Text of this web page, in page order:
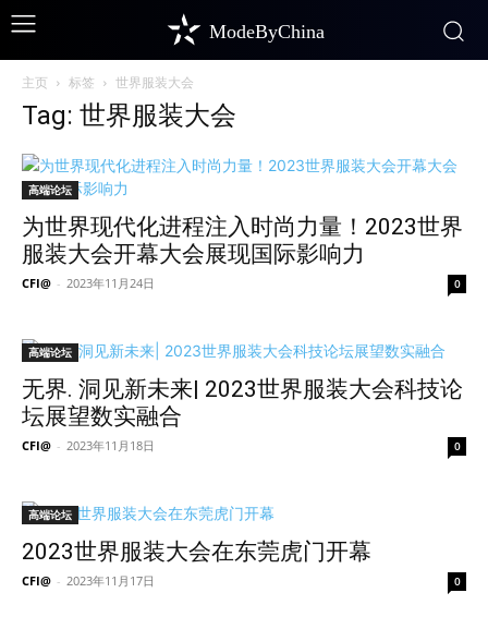
ModeByChina
主页 标签 世界服装大会
Tag: 世界服装大会
高端论坛
为世界现代化进程注入时尚力量！2023世界
服装大会开幕大会展现国际影响力
CFI@ - 2023年11月24日 0
高端论坛
无界. 洞见新未来| 2023世界服装大会科技论
坛展望数实融合
CFI@ - 2023年11月18日 0
高端论坛
2023世界服装大会在东莞虎门开幕
CFI@ - 2023年11月17日 0